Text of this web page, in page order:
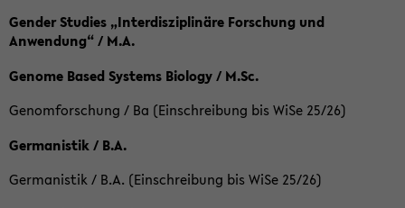
Gender Studies „Interdisziplinäre Forschung und
Anwendung“ / M.A.
Genome Based Systems Biology / M.Sc.
Genomforschung / Ba (Einschreibung bis WiSe 25/26)
Germanistik / B.A.
Germanistik / B.A. (Einschreibung bis WiSe 25/26)